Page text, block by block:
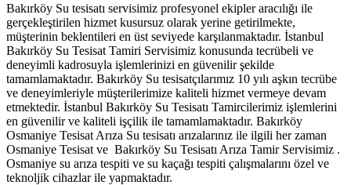
Bakırköy Su tesisatı servisimiz profesyonel ekipler aracılığı ile
gerçekleştirilen hizmet kusursuz olarak yerine getirilmekte,
müşterinin beklentileri en üst seviyede karşılanmaktadır. İstanbul
Bakırköy Su Tesisat Tamiri Servisimiz konusunda tecrübeli ve
deneyimli kadrosuyla işlemlerinizi en güvenilir şekilde
tamamlamaktadır. Bakırköy Su tesisatçılarımız 10 yılı aşkın tecrübe
ve deneyimleriyle müşterilerimize kaliteli hizmet vermeye devam
etmektedir. İstanbul Bakırköy Su Tesisatı Tamircilerimiz işlemlerini
en güvenilir ve kaliteli işçilik ile tamamlamaktadır. Bakırköy
Osmaniye Tesisat Arıza Su tesisatı arızalarınız ile ilgili her zaman
Osmaniye Tesisat ve Bakırköy Su Tesisatı Arıza Tamir Servisimiz .
Osmaniye su arıza tespiti ve su kaçağı tespiti çalışmalarını özel ve
teknoljik cihazlar ile yapmaktadır.